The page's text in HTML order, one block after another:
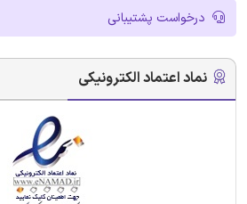
درخواست پشتیبانی
نماد اعتماد الکترونیکی